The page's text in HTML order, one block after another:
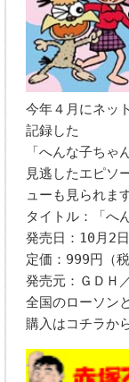
今年４月にネッ
記録した
「へんな子ちゃ
見逃したエピソ
ューも見られます
タイトル：「へ
発売日：10月2日
定価：999円（税
発売元：ＧＤＨ
全国のローソン
購入はコチラか